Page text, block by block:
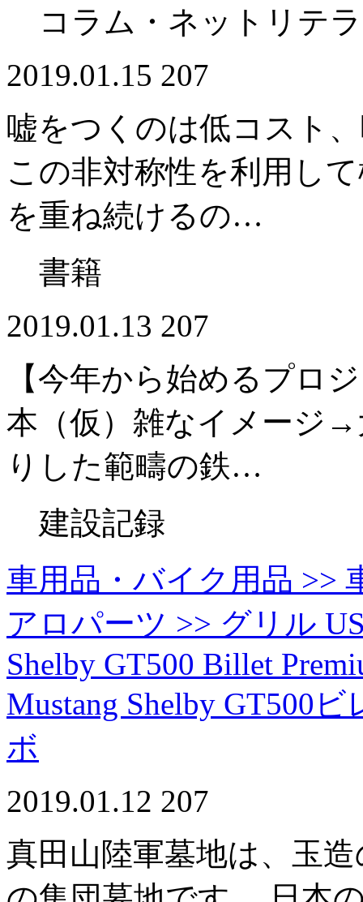
コラム・ネットリテ
2019.01.15 207
嘘をつくのは低コスト
この非対称性を利用し
を重ね続けるの…
書籍
2019.01.13 207
【今年から始めるプロ
本（仮）雑なイメージ
りした範疇の鉄…
建設記録
車用品・バイク用品 >>
アロパーツ >> グリル
Shelby GT500 Billet
Mustang Shelby GT500
ボ
2019.01.12 207
真田山陸軍墓地は、玉